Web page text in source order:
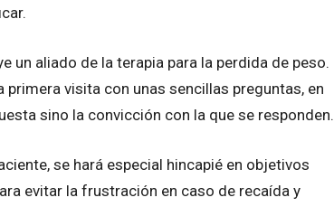
un aliado de la terapia para la perdida de peso.
primera visita con unas sencillas preguntas, en
sino la convicción con la que se responden.
se hará especial hincapié en objetivos
evitar la frustración en caso de recaída y